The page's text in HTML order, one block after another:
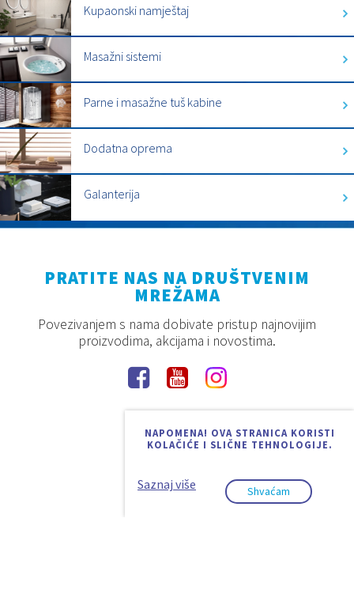
Kupaonski namještaj
Masažni sistemi
Parne i masažne tuš kabine
Dodatna oprema
Galanterija
NAPOMENA! OVA STRANICA KORISTI
KOLAČIĆE I SLIČNE TEHNOLOGIJE.
Saznaj više Shvaćam
PRATITE NAS NA DRUŠTVENIM
MREŽAMA
Povezivanjem s nama dobivate pristup najnovijim
proizvodima, akcijama i novostima.